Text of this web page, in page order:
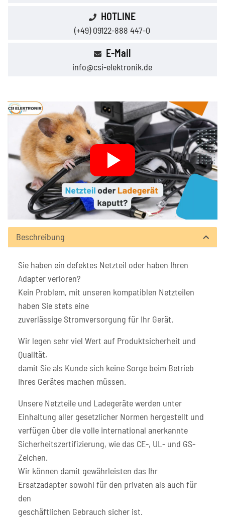
HOTLINE
(+49) 09122-888 447-0
E-Mail
info@csi-elektronik.de
Beschreibung
Sie haben ein defektes Netzteil oder haben Ihren
Adapter verloren?
Kein Problem, mit unseren kompatiblen Netzteilen
haben Sie stets eine
zuverlässige Stromversorgung für Ihr Gerät.
Wir legen sehr viel Wert auf Produktsicherheit und
Qualität,
damit Sie als Kunde sich keine Sorge beim Betrieb
Ihres Gerätes machen müssen.
Unsere Netzteile und Ladegeräte werden unter
Einhaltung aller gesetzlicher Normen hergestellt und
verfügen über die volle international anerkannte
Sicherheitszertifizierung, wie das CE-, UL- und GS-
Zeichen.
Wir können damit gewährleisten das Ihr
Ersatzadapter sowohl für den privaten als auch für
den
geschäftlichen Gebrauch sicher ist.